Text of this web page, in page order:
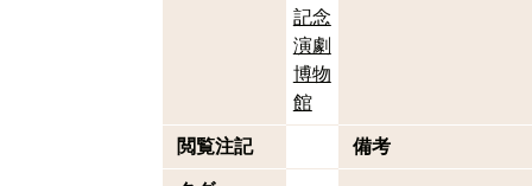
記念
演劇
博物
館
閲覧注記 備考